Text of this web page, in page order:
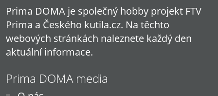
Prima DOMA je společný hobby projekt FTV
Prima a Českého kutila.cz. Na těchto
webových stránkách naleznete každý den
aktuální informace.
Prima DOMA media